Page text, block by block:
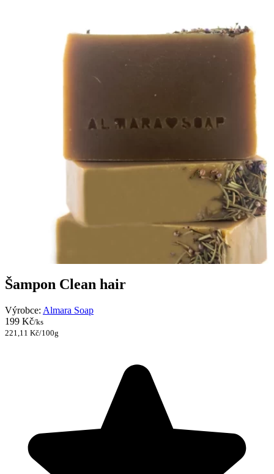
Šampon Clean hair
Výrobce: Almara Soap
199 Kč/ks
221,11 Kč/100g